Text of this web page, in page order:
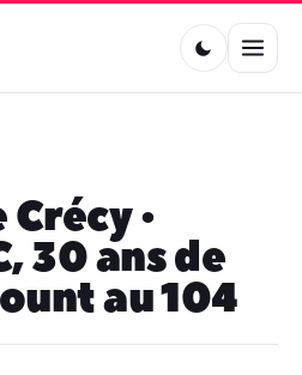
•
30 ans de
au 104